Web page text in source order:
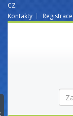
CZ
Kontakty
Registrace